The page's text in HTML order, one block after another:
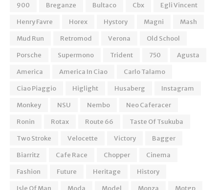
900
Breganze Bultaco Cbx
Egli Vincent
Henry Favre
Horex Hystory Magni
Mash
Mud Run
Retromod Verona
Old School
Porsche
Supermono Trident 750
Agusta
America
America In Ciao
Carlo Talamo
Ciao Piaggio
Higlight Husaberg
Instagram
Monkey
NSU Nembo
Neo Caferacer
Ronin
Rotax Route 66
Taste Of Tsukuba
Two Stroke
Velocette Victory
Bagger
Biarritz
Cafe Race Chopper
Cinema
Fashion
Future Heritage
History
Isle Of Man
Moda Model Monza Motgp